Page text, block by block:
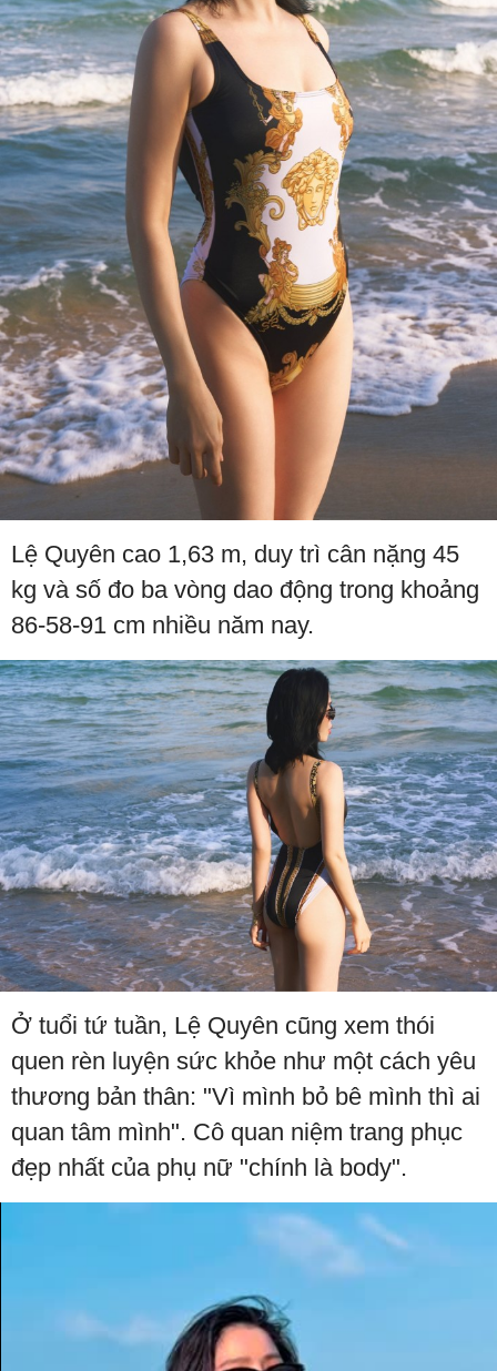
Lệ Quyên cao 1,63 m, duy trì cân nặng 45
kg và số đo ba vòng dao động trong khoảng
86-58-91 cm nhiều năm nay.
Ở tuổi tứ tuần, Lệ Quyên cũng xem thói
quen rèn luyện sức khỏe như một cách yêu
thương bản thân: "Vì mình bỏ bê mình thì ai
quan tâm mình". Cô quan niệm trang phục
đẹp nhất của phụ nữ "chính là body".